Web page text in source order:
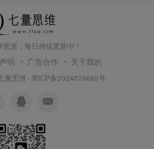
源，每日持续更新中！
明 广告合作 关于我的
量思维 · 蜀ICP备2024076665号